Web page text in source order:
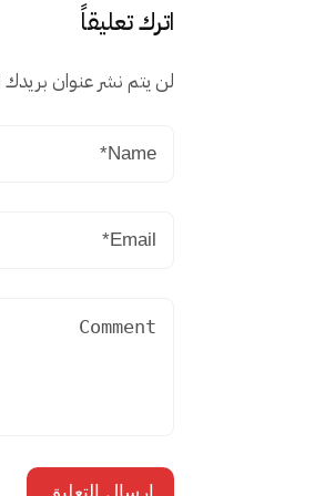
اترك تعليقاً
لن يتم نشر عنوان بريدك